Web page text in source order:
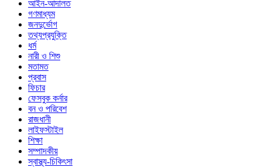
আইন-আদালত
গণমাধ্যম
জনদুর্ভোগ
তথ্যপ্রযুক্তি
ধর্ম
নারী ও শিশু
মতামত
প্রবাস
ফিচার
ফেসবুক কর্নার
বন ও পরিবেশ
রাজধানী
লাইফস্টাইল
শিক্ষা
সম্পাদকীয়
স্বাস্থ্য-চিকিৎসা